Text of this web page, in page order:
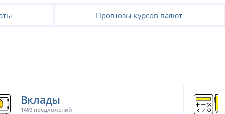
Прогнозы курсов валют
Вклады
1450 предложений